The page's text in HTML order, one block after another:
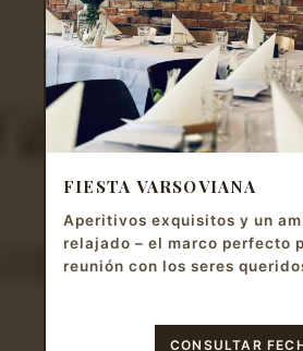
FIESTA VARSOVIANA
Aperitivos exquisitos y un
relajado – el marco perfecto
reunión con los seres
CONSULTAR